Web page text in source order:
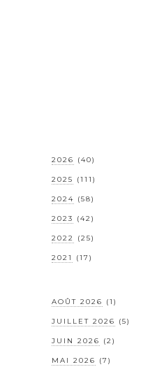
2026 (40)
2025 (111)
2024 (58)
2023 (42)
2022 (25)
2021 (17)
AOÛT 2026 (1)
JUILLET 2026 (5)
JUIN 2026 (2)
MAI 2026 (7)